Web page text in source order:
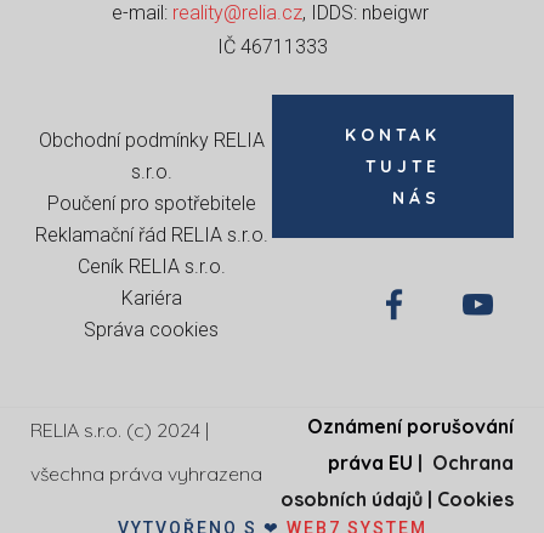
e-mail: reality@relia.cz, IDDS: nbeigwr
IČ 46711333
Obchodní podmínky RELIA
s.r.o.
Poučení pro spotřebitele
Reklamační řád RELIA s.r.o.
Ceník RELIA s.r.o.
Kariéra
Správa cookies
KONTAK
TUJTE
NÁS
RELIA s.r.o. (c) 2024 |
všechna práva vyhrazena
Oznámení porušování
práva EU | Ochrana
osobních údajů | Cookies
VYTVOŘENO S ❤ WEB7 SYSTEM